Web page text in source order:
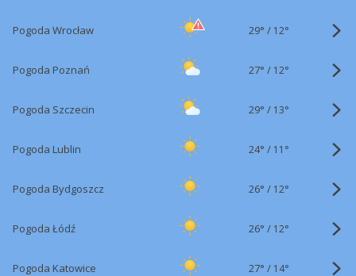
Pogoda Wrocław 29° / 12°
Pogoda Poznań 27° / 12°
Pogoda Szczecin 29° / 13°
Pogoda Lublin 24° / 11°
Pogoda Bydgoszcz 26° / 12°
Pogoda Łódź 26° / 12°
Pogoda Katowice 27° / 14°